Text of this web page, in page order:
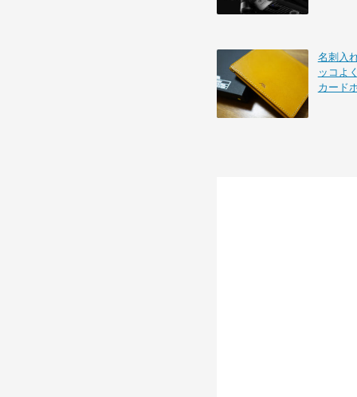
名刺入
ッコよ
カード